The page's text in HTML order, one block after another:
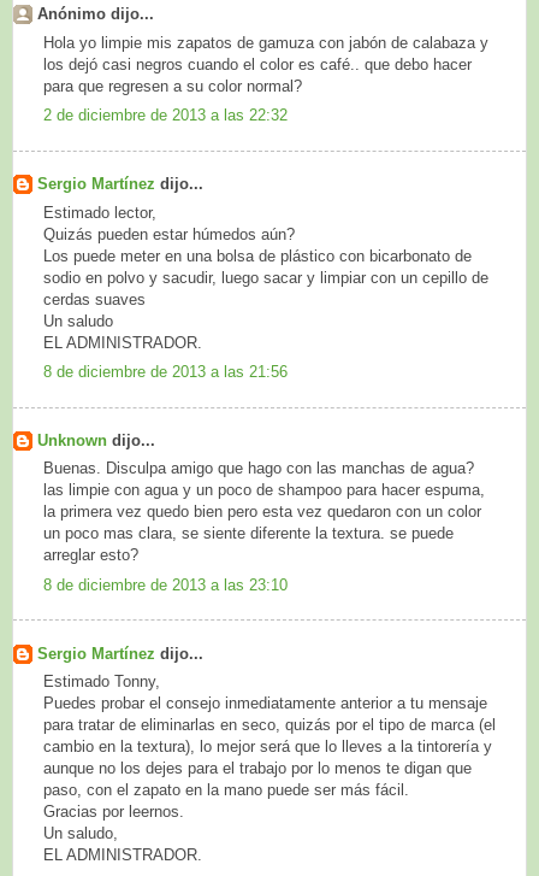
Anónimo dijo...
Hola yo limpie mis zapatos de gamuza con jabón de calabaza y
los dejó casi negros cuando el color es café.. que debo hacer
para que regresen a su color normal?
2 de diciembre de 2013 a las 22:32
Sergio Martínez dijo...
Estimado lector,
Quizás pueden estar húmedos aún?
Los puede meter en una bolsa de plástico con bicarbonato de
sodio en polvo y sacudir, luego sacar y limpiar con un cepillo de
cerdas suaves
Un saludo
EL ADMINISTRADOR.
8 de diciembre de 2013 a las 21:56
Unknown dijo...
Buenas. Disculpa amigo que hago con las manchas de agua?
las limpie con agua y un poco de shampoo para hacer espuma,
la primera vez quedo bien pero esta vez quedaron con un color
un poco mas clara, se siente diferente la textura. se puede
arreglar esto?
8 de diciembre de 2013 a las 23:10
Sergio Martínez dijo...
Estimado Tonny,
Puedes probar el consejo inmediatamente anterior a tu mensaje
para tratar de eliminarlas en seco, quizás por el tipo de marca (el
cambio en la textura), lo mejor será que lo lleves a la tintorería y
aunque no los dejes para el trabajo por lo menos te digan que
paso, con el zapato en la mano puede ser más fácil.
Gracias por leernos.
Un saludo,
EL ADMINISTRADOR.